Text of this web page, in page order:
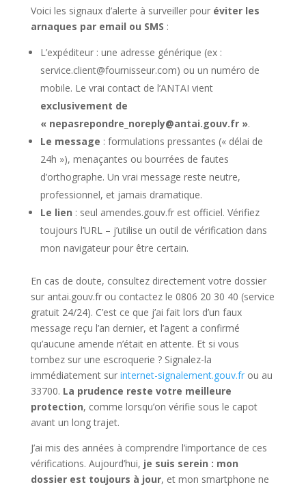
Voici les signaux d’alerte à surveiller pour éviter les
arnaques par email ou SMS :
L’expéditeur : une adresse générique (ex :
service.client@fournisseur.com) ou un numéro de
mobile. Le vrai contact de l’ANTAI vient
exclusivement de
« nepasrepondre_noreply@antai.gouv.fr ».
Le message : formulations pressantes (« délai de
24h »), menaçantes ou bourrées de fautes
d’orthographe. Un vrai message reste neutre,
professionnel, et jamais dramatique.
Le lien : seul amendes.gouv.fr est officiel. Vérifiez
toujours l’URL – j’utilise un outil de vérification dans
mon navigateur pour être certain.
En cas de doute, consultez directement votre dossier
sur antai.gouv.fr ou contactez le 0806 20 30 40 (service
gratuit 24/24). C’est ce que j’ai fait lors d’un faux
message reçu l’an dernier, et l’agent a confirmé
qu’aucune amende n’était en attente. Et si vous
tombez sur une escroquerie ? Signalez-la
immédiatement sur internet-signalement.gouv.frou au
33700. La prudence reste votre meilleure
protection, comme lorsqu’on vérifie sous le capot
avant un long trajet.
J’ai mis des années à comprendre l’importance de ces
vérifications. Aujourd’hui, je suis serein : mon
dossier est toujours à jour, et mon smartphone ne